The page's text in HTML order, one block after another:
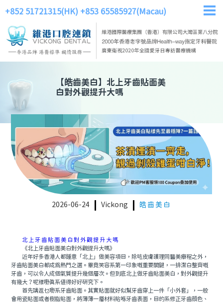
+852 51721315(HK) +853 65585927(Macau)
【皓齒美白】 北上牙齒貼面美
白對外觀提升大嗎
2026-06-24 Vickong 皓齒美白
北上牙齒貼面美白對外觀提升大嗎
《北上牙齒貼面美白對外觀提升大嗎》
近年好多香港人都鍾意「北上」做美容項目，除咗皮膚護理同醫美療程之外，
牙齒貼面美白都成爲熱門之選。畢竟笑容系第一印象嘅重要關鍵，一排潔白整齊嘅
牙齒，可以令人成個氣質提升幾個層次。但到底北上做牙齒貼面美白，對外觀提升
有幾大？呢樣嘢真系值得好好研究下。
首先講返乜嘢系牙齒貼面。其實貼面就好似幫牙齒穿上一件「小外套」，一般
會用瓷貼面或者樹脂貼面，將薄薄一層材料貼喺牙齒表面，目的系修正牙齒顔色、